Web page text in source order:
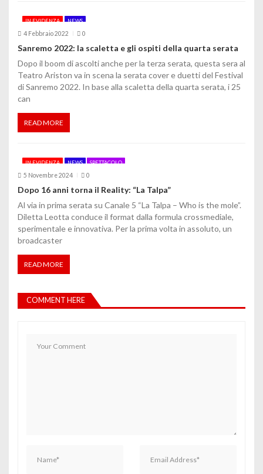
IN EVIDENZA NEWS
4 Febbraio 2022 0
Sanremo 2022: la scaletta e gli ospiti della quarta serata
Dopo il boom di ascolti anche per la terza serata, questa sera al
Teatro Ariston va in scena la serata cover e duetti del Festival
di Sanremo 2022. In base alla scaletta della quarta serata, i 25
can
READ MORE
IN EVIDENZA NEWS SPETTACOLO
5 Novembre 2024 0
Dopo 16 anni torna il Reality: “La Talpa”
Al via in prima serata su Canale 5 “La Talpa – Who is the mole”.
Diletta Leotta conduce il format dalla formula crossmediale,
sperimentale e innovativa. Per la prima volta in assoluto, un
broadcaster
READ MORE
COMMENT HERE